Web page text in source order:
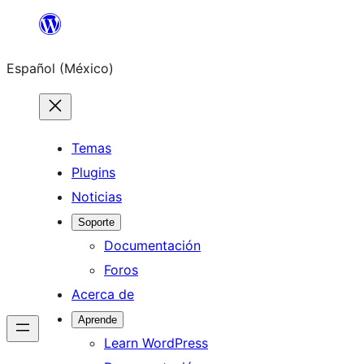
Saltar
contenido
Español (México)
Temas
Plugins
Noticias
Soporte
Documentación
Foros
Acerca de
Aprende
Learn WordPress